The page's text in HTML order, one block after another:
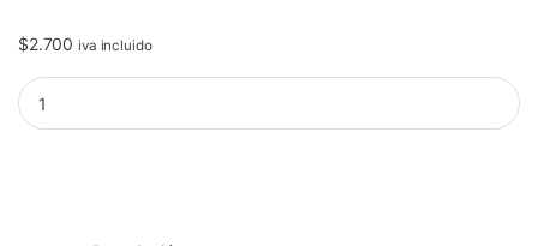
$2.700 iva incluido
Cable Solar 10mm2 Negro (metro) quantity